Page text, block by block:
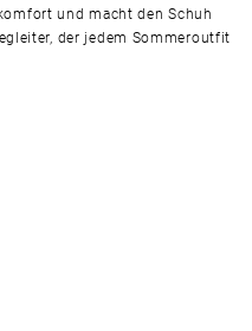
und macht den Schuh
der jedem Sommeroutfit